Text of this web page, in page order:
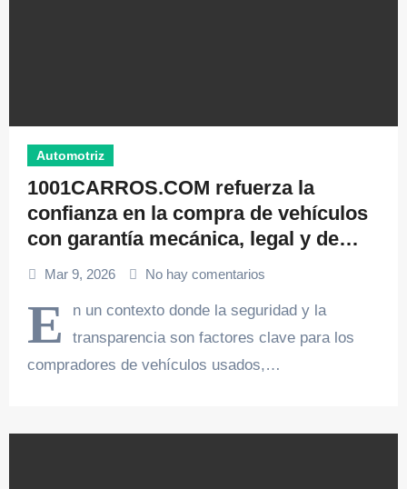
Automotriz
1001CARROS.COM refuerza la
confianza en la compra de vehículos
con garantía mecánica, legal y de
procedencia
Mar 9, 2026 No hay comentarios
E
n un contexto donde la seguridad y la
transparencia son factores clave para los
compradores de vehículos usados,…